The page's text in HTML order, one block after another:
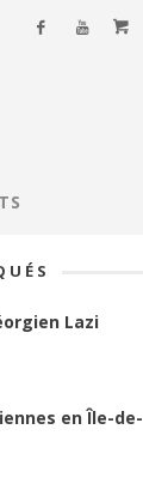
Lazi
en Île-de-